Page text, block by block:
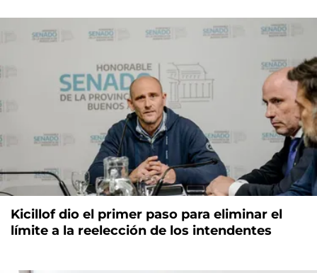
Kicillof dio el primer paso para eliminar el
límite a la reelección de los intendentes